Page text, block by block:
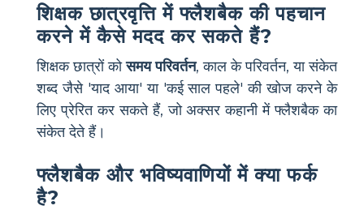
शिक्षक छात्रवृत्ति में फ्लैशबैक की पहचान
करने में कैसे मदद कर सकते हैं?
शिक्षक छात्रों कोसमय परिवर्तन, काल के परिवर्तन, या संकेत
शब्द जैसे 'याद आया' या 'कई साल पहले' की खोज करने के
लिए प्रेरित कर सकते हैं, जो अक्सर कहानी में फ्लैशबैक का
संकेत देते हैं।
फ्लैशबैक और भविष्यवाणियों में क्या फर्क
है?